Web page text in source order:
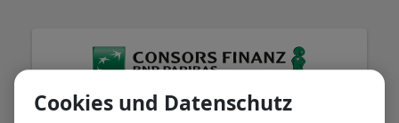
Cookies und Datenschutz